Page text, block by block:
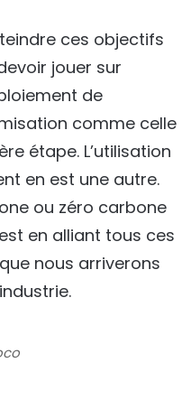
ces objectifs
jouer sur
de
comme celle
étape. L’utilisation
en est une autre.
ou zéro carbone
en alliant tous ces
nous arriverons